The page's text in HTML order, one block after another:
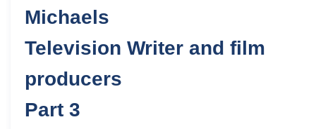
Michaels
Television Writer and film
producers
Part 3